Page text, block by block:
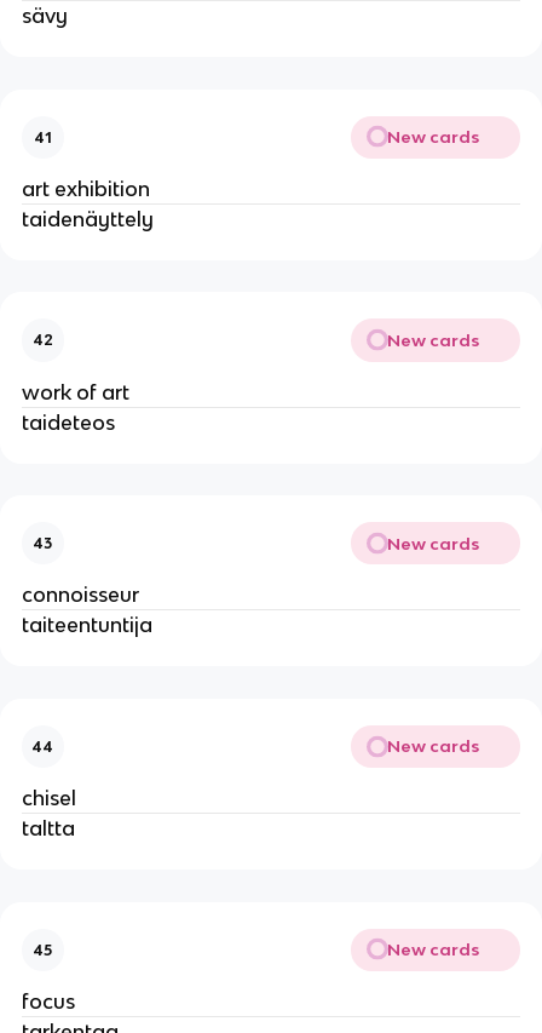
sävy
41 New cards
art exhibition
taidenäyttely
42 New cards
work of art
taideteos
43 New cards
connoisseur
taiteentuntija
44 New cards
chisel
taltta
45 New cards
focus